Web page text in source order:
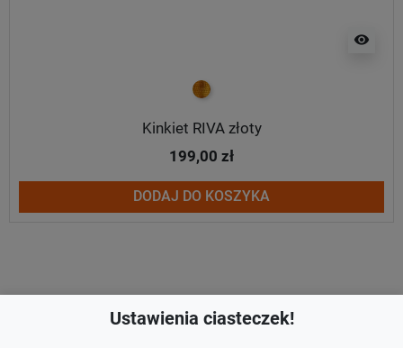
visibility
złoty
Kinkiet RIVA złoty
199,00 zł
DODAJ DO KOSZYKA
Ustawienia ciasteczek!